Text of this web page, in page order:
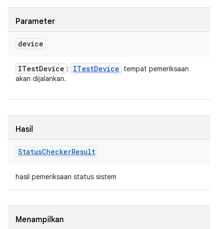
Parameter
device
ITestDevice : ITestDevice
tempat pemeriksaan
akan dijalankan.
Hasil
StatusCheckerResult
hasil pemeriksaan status sistem
Menampilkan